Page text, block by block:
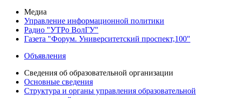
Медиа
Управление информационной политики
Радио "УТРо ВолГУ"
Газета "Форум. Университетский проспект,100"
Объявления
Сведения об образовательной организации
Основные сведения
Структура и органы управления образовательной